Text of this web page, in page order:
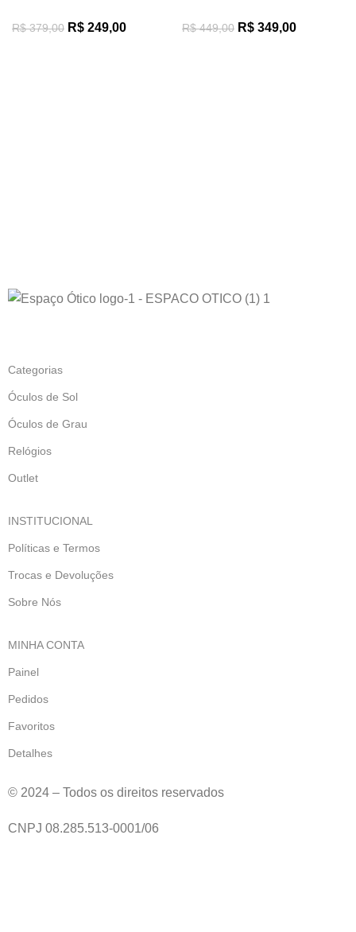
R$379,00 R$ 249,00 R$449,00 R$ 349,00
Categorias
Óculos de Sol
Óculos de Grau
Relógios
Outlet
INSTITUCIONAL
Políticas e Termos
Trocas e Devoluções
Sobre Nós
MINHA CONTA
Painel
Pedidos
Favoritos
Detalhes
© 2024 – Todos os direitos reservados
CNPJ 08.285.513-0001/06